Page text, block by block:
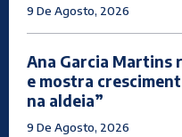
9 De Agosto, 2026
Ana Garcia Martins
e mostra
na aldeia”
9 De Agosto, 2026